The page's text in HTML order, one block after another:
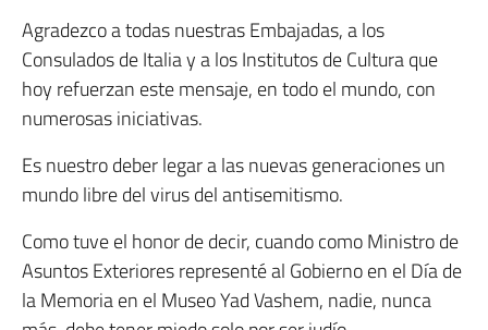
Agradezco a todas nuestras Embajadas, a los
Consulados de Italia y a los Institutos de Cultura que
hoy refuerzan este mensaje, en todo el mundo, con
numerosas iniciativas.
Es nuestro deber legar a las nuevas generaciones un
mundo libre del virus del antisemitismo.
Como tuve el honor de decir, cuando como Ministro de
Asuntos Exteriores representé al Gobierno en el Día de
la Memoria en el Museo Yad Vashem, nadie, nunca